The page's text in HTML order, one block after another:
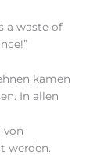
a waste of
kamen
In allen
von
werden.